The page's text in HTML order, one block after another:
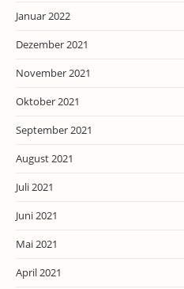
Januar 2022
Dezember 2021
November 2021
Oktober 2021
September 2021
August 2021
Juli 2021
Juni 2021
Mai 2021
April 2021